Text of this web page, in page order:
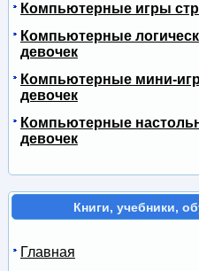
Компьютерные игры
Компьютерные
девочек
Компьютерные мини-
девочек
Компьютерные
девочек
Книги, учебники,
Главная